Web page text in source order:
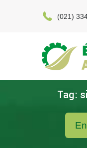
(021)
Tag: